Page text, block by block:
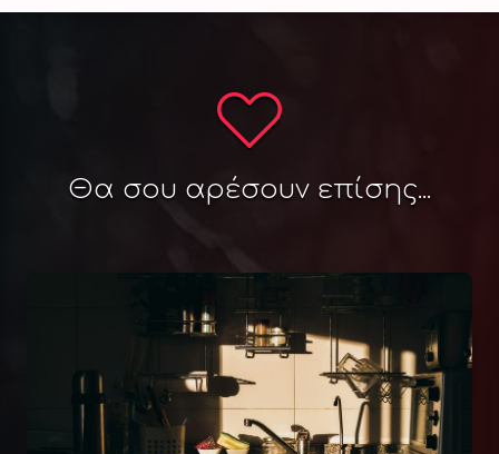
Θα σου αρέσουν επίσης...